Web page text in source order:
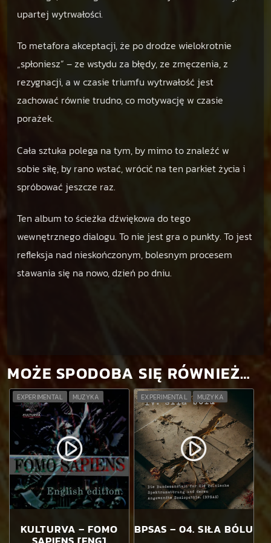
upartej wytrwałości.
To metafora akceptacji, że po drodze wielokrotnie
„spłoniesz” – ze wstydu za błędy, ze zmęczenia, z
rezygnacji, a w czasie triumfu wytrwałość jest
zachować równie trudno, co motywację w czasie
porażek.
Cała sztuka polega na tym, by mimo to znaleźć w
sobie siłę, by rano wstać, wrócić na ten parkiet życia i
spróbować jeszcze raz.
Ten album to ścieżka dźwiękowa do tego
wewnętrznego dialogu. To nie jest gra o punkty. To jest
refleksja nad nieskończonym, bolesnym procesem
stawania się na nowo, dzień po dniu.
MOŻE SPODOBA SIĘ RÓWNIEŻ…
play_circle_filled
EXPERIMENTAL MUZYKA
KULTURVA – FOMO
play_circle_filled
EXPERIMENTAL MUZYKA
BPSAS – 04. SIŁA BÓLU